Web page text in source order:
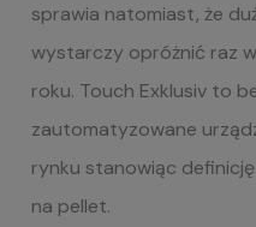
sprawia natomiast, że
wystarczy opróżnić raz w
roku. Touch Exklusiv to
zautomatyzowane
rynku stanowiąc
na pellet.